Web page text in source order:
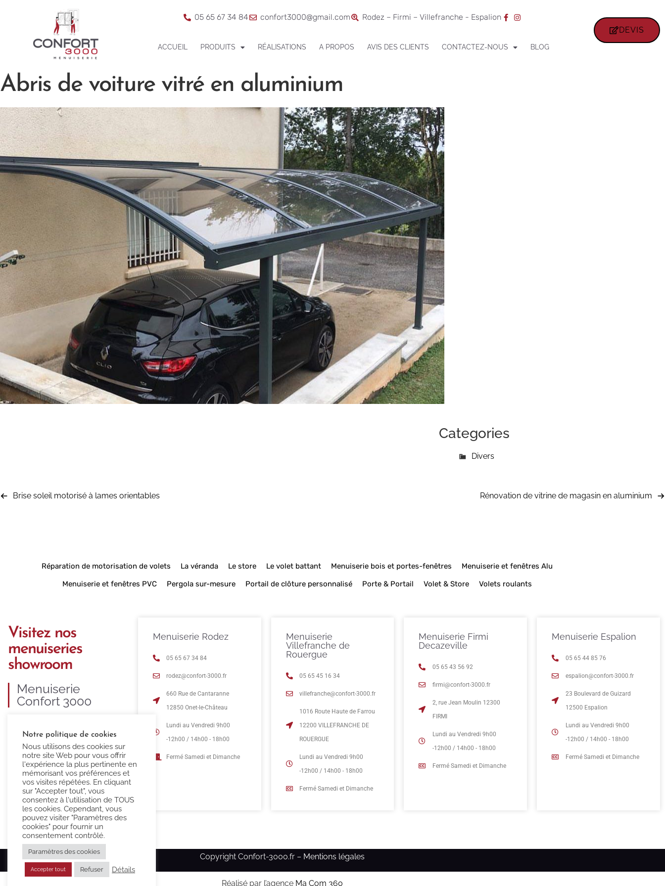
05 65 67 34 84 confort3000@gmail.com Rodez – Firmi – Villefranche - Espalion
ACCUEIL PRODUITS RÉALISATIONS A PROPOS AVIS DES CLIENTS CONTACTEZ-NOUS BLOG
DEVIS
Abris de voiture vitré en aluminium
Categories
Divers
Brise soleil motorisé à lames orientables Rénovation de vitrine de magasin en aluminium
Réparation de motorisation de volets La véranda Le store Le volet battant Menuiserie bois et portes-fenêtres
Menuiserie et fenêtres Alu
Menuiserie et fenêtres PVC
Pergola sur-mesure Portail de clôture personnalisé Porte & Portail Volet & Store Volets roulants
Visitez nos
menuiseries
showroom
Menuiserie
Confort 3000
fourniture et pose de menuiseries
PVC, ALU, BOIS et MIXTE.
Menuiserie Rodez
05 65 67 34 84
rodez@confort-3000.fr
660 Rue de Cantaranne
12850 Onet-le-Château
Lundi au Vendredi 9h00
-12h00 / 14h00 - 18h00
Fermé Samedi et Dimanche
Menuiserie
Villefranche de
Rouergue
05 65 45 16 34
villefranche@confort-3000.fr
1016 Route Haute de Farrou
12200 VILLEFRANCHE DE
ROUERGUE
Lundi au Vendredi 9h00
-12h00 / 14h00 - 18h00
Fermé Samedi et Dimanche
Menuiserie Firmi
Decazeville
05 65 43 56 92
firmi@confort-3000.fr
2, rue Jean Moulin 12300
FIRMI
Lundi au Vendredi 9h00
-12h00 / 14h00 - 18h00
Fermé Samedi et Dimanche
Menuiserie Espalion
05 65 44 85 76
espalion@confort-3000.fr
23 Boulevard de Guizard
12500 Espalion
Lundi au Vendredi 9h00
-12h00 / 14h00 - 18h00
Fermé Samedi et Dimanche
Copyright Confort-3000.fr – Mentions légales
Réalisé par l’agence Ma Com 360
Notre politique de cookies
Nous utilisons des cookies sur
notre site Web pour vous offrir
l'expérience la plus pertinente en
mémorisant vos préférences et
vos visites répétées. En cliquant
sur "Accepter tout", vous
consentez à l'utilisation de TOUS
les cookies. Cependant, vous
pouvez visiter "Paramètres des
cookies" pour fournir un
consentement contrôlé.
Paramètres des cookies
Accepter tout Refuser Détails